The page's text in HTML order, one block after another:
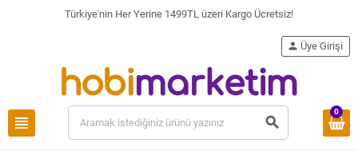
Türkiye'nin Her Yerine 1499TL üzeri Kargo Ücretsiz!
view_headline search
person Üye Girişi
0